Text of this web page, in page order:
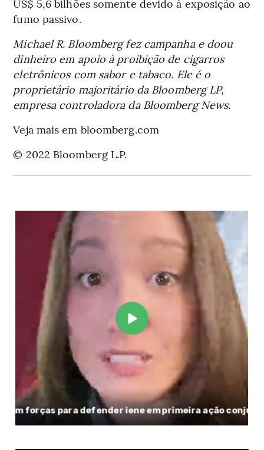
US$ 5,6 bilhões somente devido à exposição ao
fumo passivo.
Michael R. Bloomberg fez campanha e doou
dinheiro em apoio à proibição de cigarros
eletrônicos com sabor e tabaco. Ele é o
proprietário majoritário da Bloomberg LP,
empresa controladora da Bloomberg News.
Veja mais em bloomberg.com
© 2022 Bloomberg L.P.